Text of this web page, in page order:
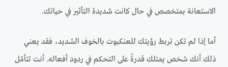
الاستعانة بمتخصص في حال كانت شديدة التأثير في حياتك.
أما إذا لم تكن تربط رؤيتك للعنكبوت بالخوف الشديد، فقد يعني
ذلك أنك شخص يمتلك قدرةً على التحكم في ردود أفعاله. أنت تتأمّل